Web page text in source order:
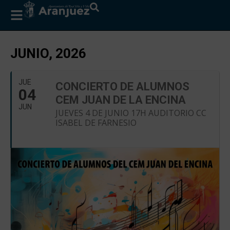
JUNIO, 2026
JUE
04
JUN
CONCIERTO DE ALUMNOS
CEM JUAN DE LA ENCINA
JUEVES 4 DE JUNIO 17H AUDITORIO CC
ISABEL DE FARNESIO